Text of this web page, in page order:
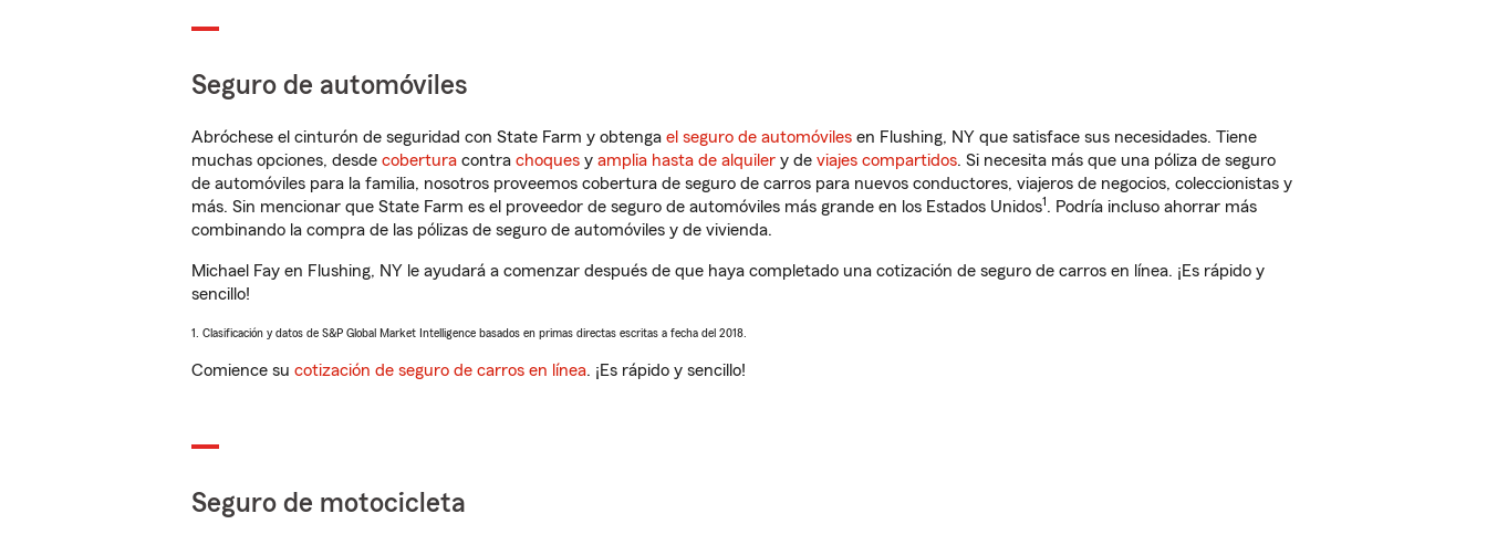
Seguro de automóviles
Abróchese el cinturón de seguridad con State Farm y obtenga el seguro de automóviles en Flushing, NY que satisface sus necesidades. Tiene
muchas opciones, desde cobertura contra choques y amplia hasta de alquiler y de viajes compartidos. Si necesita más que una póliza de seguro
de automóviles para la familia, nosotros proveemos cobertura de seguro de carros para nuevos conductores, viajeros de negocios, coleccionistas y
más. Sin mencionar que State Farm es el proveedor de seguro de automóviles más grande en los Estados Unidos1. Podría incluso ahorrar más
combinando la compra de las pólizas de seguro de automóviles y de vivienda.
Michael Fay en Flushing, NY le ayudará a comenzar después de que haya completado una cotización de seguro de carros en línea. ¡Es rápido y
sencillo!
1. Clasificación y datos de S&P Global Market Intelligence basados en primas directas escritas a fecha del 2018.
Comience su cotización de seguro de carros en línea. ¡Es rápido y sencillo!
Seguro de motocicleta